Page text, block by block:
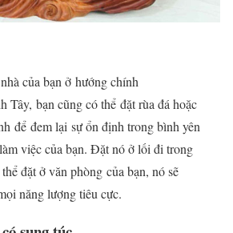
của bạn ở hướng chính
Tây, bạn cũng có thể đặt rùa đá hoặc
để đem lại sự ổn định trong bình yên
việc của bạn. Đặt nó ở lối đi trong
đặt ở văn phòng của bạn, nó sẽ
năng lượng tiêu cực.